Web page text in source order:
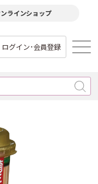
ラインショップ
ログイン･会員登録